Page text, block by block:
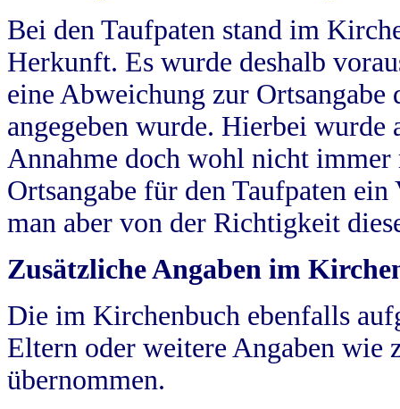
Bei den Taufpaten stand im
Herkunft. Es wurde deshalb
eine Abweichung zur
angegeben wurde. Hierbei wurde
Annahme doch wohl nicht
Ortsangabe für den Taufpaten
man aber von der Richtigkeit
Zusätzliche Angaben im
Die im Kirchenbuch ebenfalls
Eltern oder weitere Angaben wie
übernommen.